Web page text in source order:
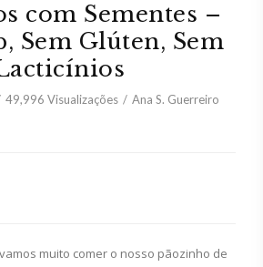
com Sementes –
Sem Glúten, Sem
49,996 Visualizações Ana S. Guerreiro
muito comer o nosso pãozinho de